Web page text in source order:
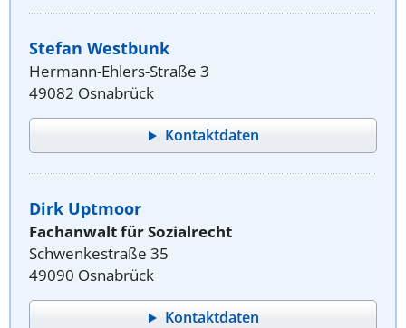
Stefan Westbunk
Hermann-Ehlers-Straße 3
49082 Osnabrück
Kontaktdaten
Dirk Uptmoor
Fachanwalt für Sozialrecht
Schwenkestraße 35
49090 Osnabrück
Kontaktdaten